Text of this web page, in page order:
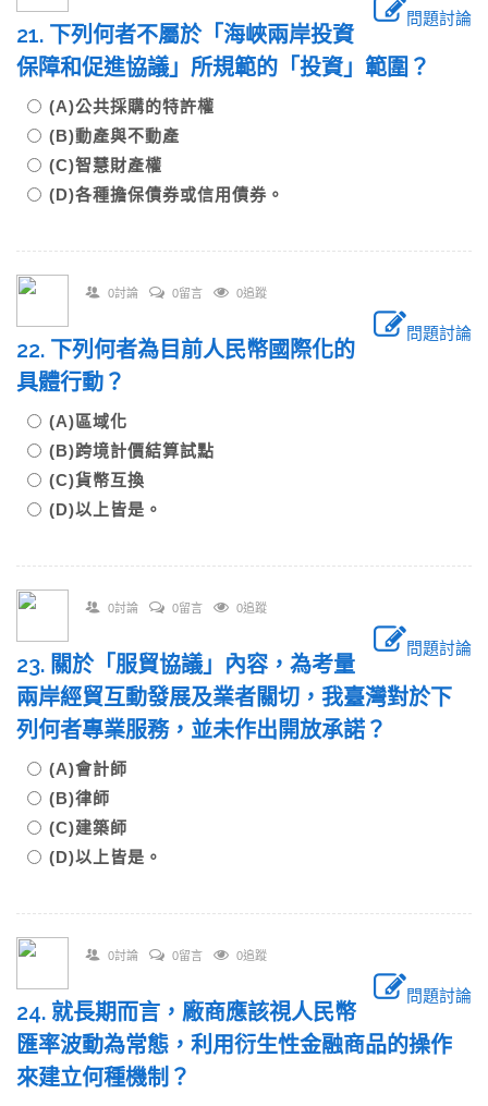
問題討論
21. 下列何者不屬於「海峽兩岸投資
保障和促進協議」所規範的「投資」範圍？
(A)公共採購的特許權
(B)動產與不動產
(C)智慧財產權
(D)各種擔保債券或信用債券。
0討論 0留言 0追蹤
問題討論
22. 下列何者為目前人民幣國際化的
具體行動？
(A)區域化
(B)跨境計價結算試點
(C)貨幣互換
(D)以上皆是。
0討論 0留言 0追蹤
問題討論
23. 關於「服貿協議」內容，為考量
兩岸經貿互動發展及業者關切，我臺灣對於下
列何者專業服務，並未作出開放承諾？
(A)會計師
(B)律師
(C)建築師
(D)以上皆是。
0討論 0留言 0追蹤
問題討論
24. 就長期而言，廠商應該視人民幣
匯率波動為常態，利用衍生性金融商品的操作
來建立何種機制？